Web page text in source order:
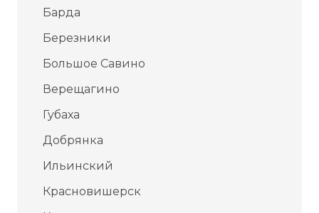
Барда
Березники
Большое Савино
Верещагино
Губаха
Добрянка
Ильинский
Красновишерск